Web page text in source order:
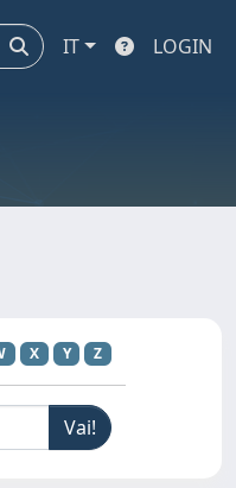
IT LOGIN
X Y Z